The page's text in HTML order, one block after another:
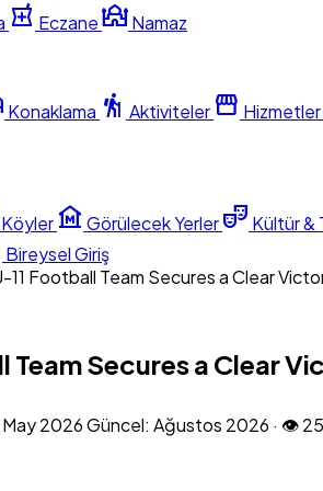
local_pharmacy EczanemosqueNamaz
Konaklama hiking Aktiviteler storefront Hizmetler
Köyler museum Görülecek Yerlertheater_comedy Kültür &
Bireysel Giriş
11 Football Team Secures a Clear
Team Secures a Clear
2026Güncel: Ağustos 2026 · 👁